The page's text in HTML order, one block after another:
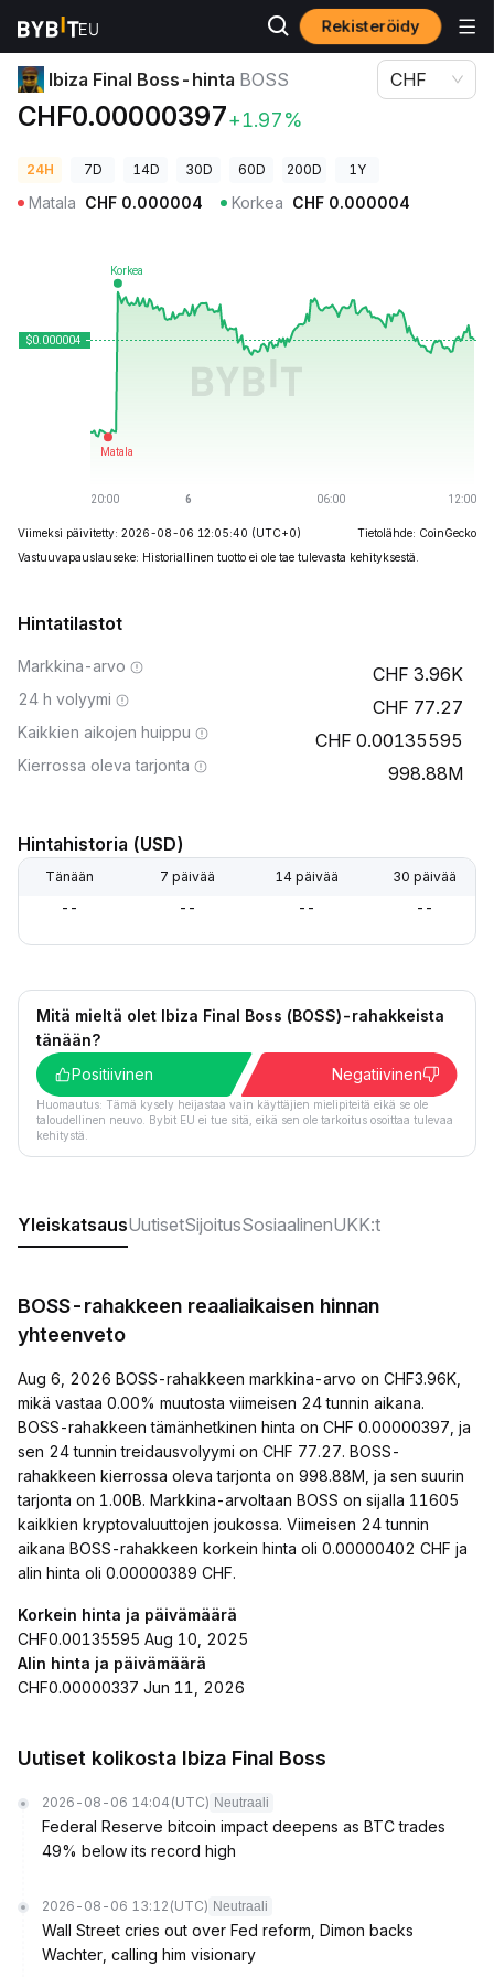
Rekisteröidy
Kryptohinnat Ibiza Final Boss-hinta BOSS
Ibiza Final Boss-hinta BOSS
CHF0.00000397+1.97%
CHF
24H 7D 14D 30D 60D 200D 1Y
Matala CHF 0.000004 Korkea CHF 0.000004
Viimeksi päivitetty: 2026-08-06 12:05:40 (UTC+0)
Tietolähde: CoinGecko
Vastuuvapauslauseke: Historiallinen tuotto ei ole tae tulevasta kehityksestä.
Hintatilastot
Markkina-arvo 3.96K
24 h volyymi 77.27
Kaikkien aikojen huippu 0.00135595
Kierrossa oleva tarjonta 998.88M
Hintahistoria (USD)
Tänään 7 päivää 14 päivää 30 päivää
-- -- -- --
Mitä mieltä olet Ibiza Final Boss (BOSS)-rahakkeista
tänään?
Positiivinen
Negatiivinen
Huomautus: Tämä kysely heijastaa vain käyttäjien mielipiteitä eikä se ole
taloudellinen neuvo. Bybit EU ei tue sitä, eikä sen ole tarkoitus osoittaa tulevaa
kehitystä.
YleiskatsausUutisetSijoitusSosiaalinenUKK:t
BOSS-rahakkeen reaaliaikaisen hinnan
yhteenveto
Aug 6, 2026 BOSS-rahakkeen markkina-arvo on CHF3.96K,
mikä vastaa 0.00% muutosta viimeisen 24 tunnin aikana.
BOSS-rahakkeen tämänhetkinen hinta on CHF 0.00000397, ja
sen 24 tunnin treidausvolyymi on CHF 77.27. BOSS-
rahakkeen kierrossa oleva tarjonta on 998.88M, ja sen suurin
tarjonta on 1.00B. Markkina-arvoltaan BOSS on sijalla 11605
kaikkien kryptovaluuttojen joukossa. Viimeisen 24 tunnin
aikana BOSS-rahakkeen korkein hinta oli 0.00000402 CHF ja
alin hinta oli 0.00000389 CHF.
Korkein hinta ja päivämäärä
CHF0.00135595 Aug 10, 2025
Alin hinta ja päivämäärä
CHF0.00000337 Jun 11, 2026
Uutiset kolikosta Ibiza Final Boss
2026-08-06 14:04 (UTC) Neutraali
Federal Reserve bitcoin impact deepens as BTC trades
49% below its record high
2026-08-06 13:12 (UTC) Neutraali
Wall Street cries out over Fed reform, Dimon backs
Wachter, calling him visionary